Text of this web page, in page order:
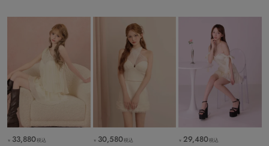
￥ 33,880税込 ￥ 30,580税込 ￥ 29,480税込